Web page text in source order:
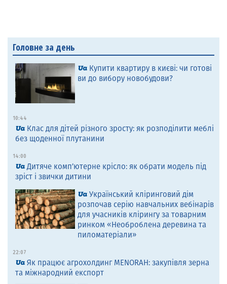
Головне за день
Купити квартиру в києві: чи готові
ви до вибору новобудови?
10:44
Клас для дітей різного зросту: як розподілити меблі
без щоденної плутанини
14:00
Дитяче комп’ютерне крісло: як обрати модель під
зріст і звички дитини
Український кліринговий дім
розпочав серію навчальних вебінарів
для учасників клірингу за товарним
ринком «Необроблена деревина та
пиломатеріали»
22:07
Як працює агрохолдинг MENORAH: закупівля зерна
та міжнародний експорт